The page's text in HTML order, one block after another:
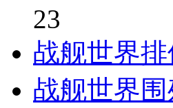
23
战舰世界
战舰世界